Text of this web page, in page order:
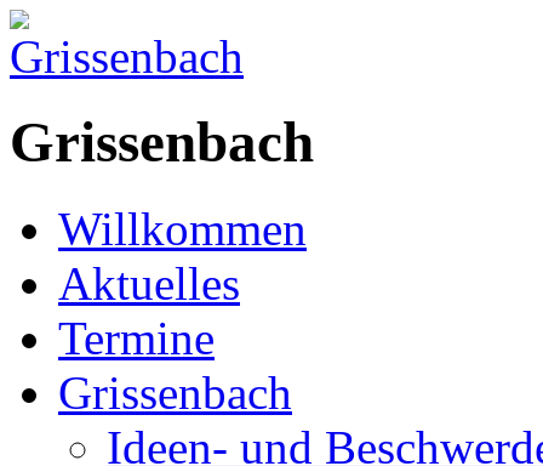
Grissenbach
Willkommen
Aktuelles
Termine
Grissenbach
Ideen- und